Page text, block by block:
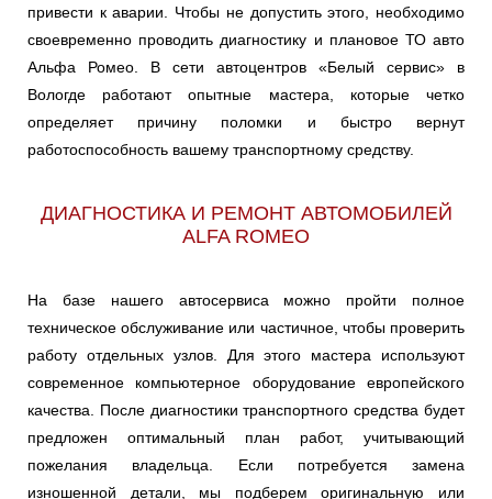
привести к аварии. Чтобы не допустить этого, необходимо
своевременно проводить диагностику и плановое ТО авто
Альфа Ромео. В сети автоцентров «Белый сервис» в
Вологде работают опытные мастера, которые четко
определяет причину поломки и быстро вернут
работоспособность вашему транспортному средству.
ДИАГНОСТИКА И РЕМОНТ АВТОМОБИЛЕЙ
ALFA ROMEO
На базе нашего автосервиса можно пройти полное
техническое обслуживание или частичное, чтобы проверить
работу отдельных узлов. Для этого мастера используют
современное компьютерное оборудование европейского
качества. После диагностики транспортного средства будет
предложен оптимальный план работ, учитывающий
пожелания владельца. Если потребуется замена
изношенной детали, мы подберем оригинальную или